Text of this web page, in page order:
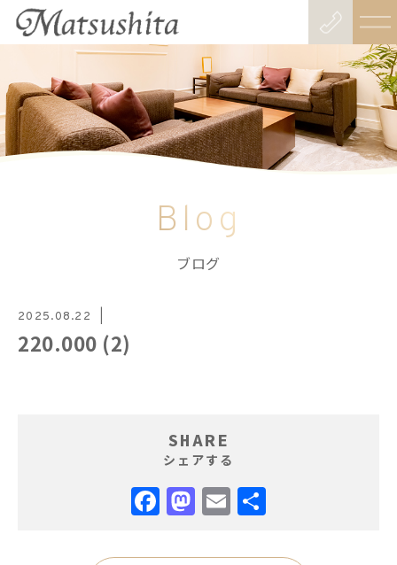
Blog
ブログ
2025.08.22
220.000 (2)
SHARE
シェアする
Facebook
Mastodon
Email